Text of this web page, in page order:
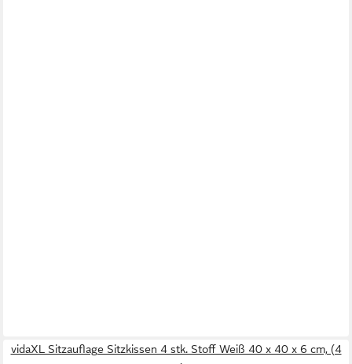
vidaXL Sitzauflage Sitzkissen 4 stk. Stoff Weiß 40 x 40 x 6 cm, (4